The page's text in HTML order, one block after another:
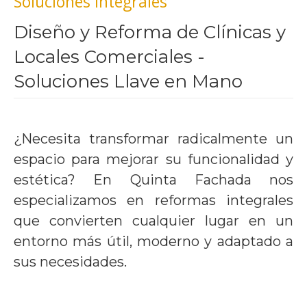
Diseño y Reforma de Clínicas y
Locales Comerciales -
Soluciones Llave en Mano
¿Necesita transformar radicalmente un
espacio para mejorar su funcionalidad y
estética? En Quinta Fachada nos
especializamos en reformas integrales
que convierten cualquier lugar en un
entorno más útil, moderno y adaptado a
sus necesidades.